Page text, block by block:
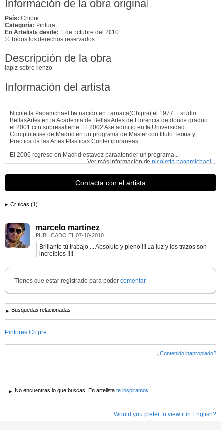
Información de la obra original
País: Chipre
Categoría: Pintura
En Artelista desde: 1 de octubre del 2010
© Todos los derechos reservados
Descripción de la obra
lapiz sobre lienzo
Información del artista
Nicoletta Papamchael ha nacido en Larnaca(Chipre) el 1977. Estudio
BellasArtes en la Academia de Bellas Artes de Florencia de donde graduo
el 2001 con sobresaliente. El 2002 Ase admitio en la Universidad
Complutense de Madrid en un programa de Master con titulo Teoria y
Practica de las Artes Plasticas Contemporaneas.
El 2006 regreso en Madrid estavez paraatender un programa...
Ver más información denicoletta papamichael
Contacta con el artista
Críticas (1)
marcelo martinez
PUBLICADO EL 07-10-2010
Brillante tú trabajo ... Absoluto y pleno !!! La luz y los trazos son
increíbles !!!!
Tienes que estar registrado para poder comentar
Busquedas relacionadas
Pintores Chipre
¿Contenido inapropiado?
No encuentras lo que buscas. En artelista te inspiramos
Would you prefer to view it in English?